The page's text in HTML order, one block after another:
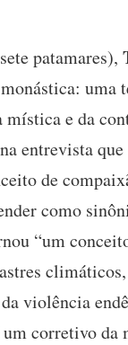
patamares),
uma
e da
entrevista
de
como
“um
violência
corretivo